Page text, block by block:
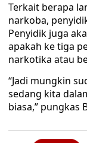
Terkait berapa
narkoba,
Penyidik juga
apakah ke tiga
narkotika atau
“Jadi mungkin
sedang kita
biasa,” pungkas